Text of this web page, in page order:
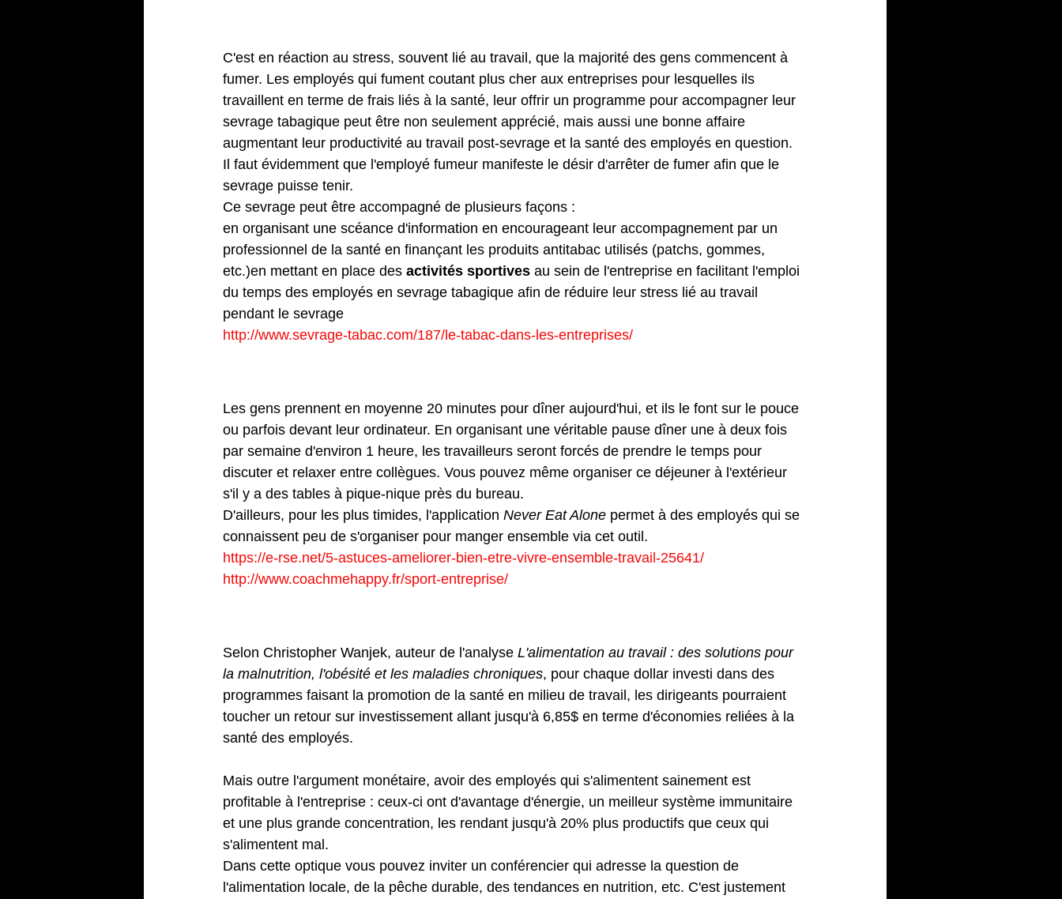
C'est en réaction au stress, souvent lié au travail, que la majorité des gens commencent à
fumer. Les employés qui fument coutant plus cher aux entreprises pour lesquelles ils
travaillent en terme de frais liés à la santé, leur offrir un programme pour accompagner leur
sevrage tabagique peut être non seulement apprécié, mais aussi une bonne affaire
augmentant leur productivité au travail post-sevrage et la santé des employés en question.
Il faut évidemment que l'employé fumeur manifeste le désir d'arrêter de fumer afin que le
sevrage puisse tenir.
Ce sevrage peut être accompagné de plusieurs façons :
en organisant une scéance d'information en encourageant leur accompagnement par un
professionnel de la santé en finançant les produits antitabac utilisés (patchs, gommes,
etc.)en mettant en place des activités sportives au sein de l'entreprise en facilitant l'emploi
du temps des employés en sevrage tabagique afin de réduire leur stress lié au travail
pendant le sevrage
http://www.sevrage-tabac.com/187/le-tabac-dans-les-entreprises/
Les gens prennent en moyenne 20 minutes pour dîner aujourd'hui, et ils le font sur le pouce
ou parfois devant leur ordinateur. En organisant une véritable pause dîner une à deux fois
par semaine d'environ 1 heure, les travailleurs seront forcés de prendre le temps pour
discuter et relaxer entre collègues. Vous pouvez même organiser ce déjeuner à l'extérieur
s'il y a des tables à pique-nique près du bureau.
D'ailleurs, pour les plus timides, l'application Never Eat Alone permet à des employés qui se
connaissent peu de s'organiser pour manger ensemble via cet outil.
https://e-rse.net/5-astuces-ameliorer-bien-etre-vivre-ensemble-travail-25641/
http://www.coachmehappy.fr/sport-entreprise/
Selon Christopher Wanjek, auteur de l'analyse L'alimentation au travail : des solutions pour
la malnutrition, l'obésité et les maladies chroniques, pour chaque dollar investi dans des
programmes faisant la promotion de la santé en milieu de travail, les dirigeants pourraient
toucher un retour sur investissement allant jusqu'à 6,85$ en terme d'économies reliées à la
santé des employés.
Mais outre l'argument monétaire, avoir des employés qui s'alimentent sainement est
profitable à l'entreprise : ceux-ci ont d'avantage d'énergie, un meilleur système immunitaire
et une plus grande concentration, les rendant jusqu'à 20% plus productifs que ceux qui
s'alimentent mal.
Dans cette optique vous pouvez inviter un conférencier qui adresse la question de
l'alimentation locale, de la pêche durable, des tendances en nutrition, etc. C'est justement